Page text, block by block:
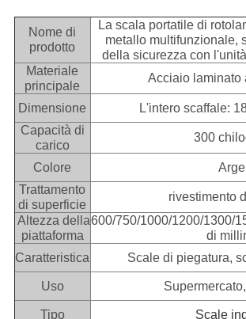
Nome di
prodotto
La scala portatile di
metallo multifunzionale,
della sicurezza con
Materiale
principale
Acciaio laminato
Dimensione
L'intero scaffale:
Capacità di
carico
300
Colore
Trattamento
di superficie
rivestimento
Altezza della
piattaforma
600/750/1000/1200/1300/
di
Caratteristica
Scale di piegatura,
Uso
Tipo Scale